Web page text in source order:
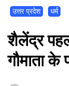
उत्तर प्रदेश धर्म
शैलेंद्र
गौमाता के